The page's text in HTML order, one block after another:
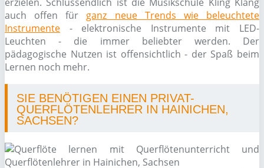
auch offen für ganz neue Trends wie beleuchtete
Instrumente - elektronische Instrumente mit LED-
Leuchten - die immer beliebter werden. Der
pädagogische Nutzen ist offensichtlich - der Spaß beim
Lernen noch mehr.
SIE BENÖTIGEN EINEN PRIVAT-
QUERFLÖTENLEHRER IN HAINICHEN,
SACHSEN?